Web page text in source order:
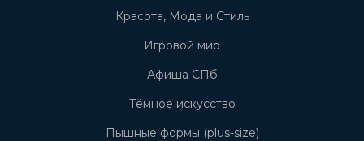
Красота, Мода и Стиль
Игровой мир
Афиша СПб
Тёмное искусство
Пышные формы (plus-size)